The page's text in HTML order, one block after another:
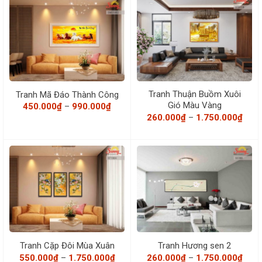
1.750.000₫
Tranh Mã Đáo Thành Công
450.000₫ – 990.000₫Khoảng
990.000₫
Tranh Thuận Buồm Xuôi
Gió Màu Vàng
260.000₫ – 1.750.000₫
giá:
đến
Tranh Cặp Đôi Mùa Xuân
550.000₫ – 1.750.000₫Khoảng
Tranh Hương sen 2
260.000₫ – 1.750.000₫